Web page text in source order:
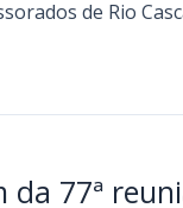
de Rio
77ª